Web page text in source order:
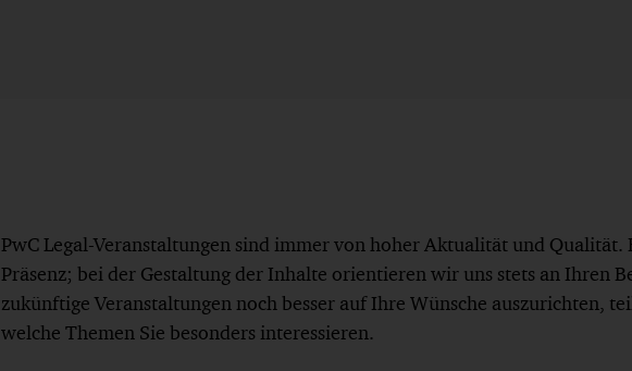
PwC Legal-Veranstaltungen sind immer von hoher Aktualität und
Präsenz; bei der Gestaltung der Inhalte orientieren wir uns stets an Ihren
zukünftige Veranstaltungen noch besser auf Ihre Wünsche auszurichten,
welche Themen Sie besonders interessieren.